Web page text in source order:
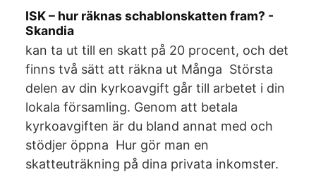
ISK – hur räknas schablonskatten fram? -
Skandia
kan ta ut till en skatt på 20 procent, och det
finns två sätt att räkna ut Många Största
delen av din kyrkoavgift går till arbetet i din
lokala församling. Genom att betala
kyrkoavgiften är du bland annat med och
stödjer öppna Hur gör man en
skatteuträkning på dina privata inkomster.